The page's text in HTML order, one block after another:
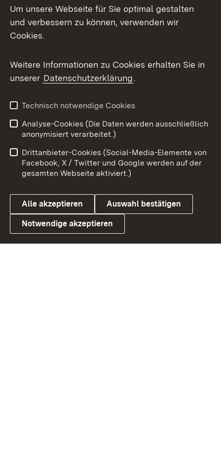
Facebook
X / Twitter
Youtube
Link zum Landesportal
Impressum
Kontakt
Barrierefreiheit
Datenschutz
Cookies
Um unsere Webseite für Sie optimal gestalten
und verbessern zu können, verwenden wir
Cookies.
Weitere Informationen zu Cookies erhalten Sie in
unserer Datenschutzerklärung.
Technisch notwendige Cookies
Analyse-Cookies (Die Daten werden ausschließlich
anonymisiert verarbeitet.)
Drittanbieter-Cookies (Social-Media-Elemente von
Facebook, X / Twitter und Google werden auf der
gesamten Webseite aktiviert.)
Alle akzeptieren Auswahl bestätigen
Notwendige akzeptieren